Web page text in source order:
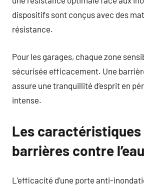
dispositifs sont conçus avec des
résistance.
Pour les garages, chaque zone
sécurisée efficacement. Une
assure une tranquillité d’esprit en
intense.
Les caractéristiques
barrières contre l’eau
L’efficacité d’une porte anti-